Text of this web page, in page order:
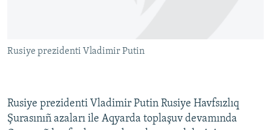
Українською
Rusiye prezidenti Vladimir Putin
Rusiye prezidenti Vladimir Putin Rusiye Havfsızlıq
Şurasınıñ azaları ile Aqyarda toplaşuv devamında